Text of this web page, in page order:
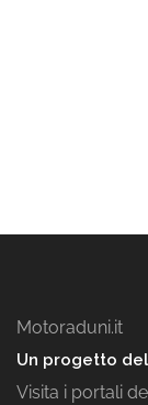
Motoraduni.it
Un progetto del
Visita i portali